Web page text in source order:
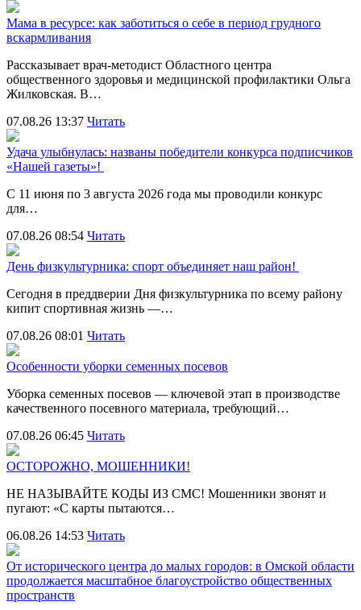
Мама в ресурсе: как заботиться о себе в период грудного
вскармливания
Рассказывает врач-методист Областного центра
общественного здоровья и медицинской профилактики Ольга
Жилковская. В…
07.08.26 13:37 Читать
Удача улыбнулась: названы победители конкурса подписчиков
«Нашей газеты»!
С 11 июня по 3 августа 2026 года мы проводили конкурс
для…
07.08.26 08:54 Читать
День физкультурника: спорт объединяет наш район!
Сегодня в преддверии Дня физкультурника по всему району
кипит спортивная жизнь —…
07.08.26 08:01 Читать
Особенности уборки семенных посевов
Уборка семенных посевов — ключевой этап в производстве
качественного посевного материала, требующий…
07.08.26 06:45 Читать
ОСТОРОЖНО, МОШЕННИКИ!
НЕ НАЗЫВАЙТЕ КОДЫ ИЗ СМС! Мошенники звонят и
пугают: «С карты пытаются…
06.08.26 14:53 Читать
От исторического центра до малых городов: в Омской области
продолжается масштабное благоустройство общественных
пространств